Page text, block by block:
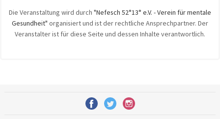
Die Veranstaltung wird durch "Nefesch 52°13° e.V. - Verein für mentale
Gesundheit" organisiert und ist der rechtliche Ansprechpartner. Der
Veranstalter ist für diese Seite und dessen Inhalte verantwortlich.